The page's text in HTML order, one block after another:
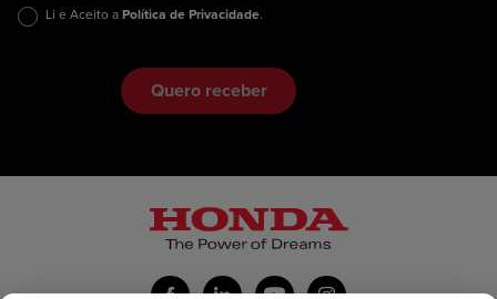
Li e Aceito a Política de Privacidade.